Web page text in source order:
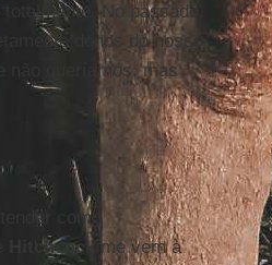
No passado,
donos do nosso
não queríamos, mas
como
Hitchcock me vem à